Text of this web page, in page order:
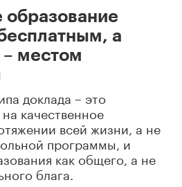
а
местом
доклада – это
качественное
всей жизни, а не
программы, и
как общего, а не
блага.